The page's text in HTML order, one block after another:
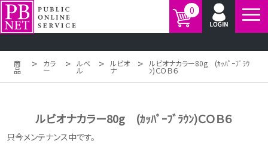
0
商
品 > カラ
ー > ルベ
ル > ルビオ
ナ > ルビオナカラー80g (ｶｯﾊﾟｰﾌﾞﾗｳ
ﾝ)ＣＯＢ６
ルビオナカラー80g (ｶｯﾊﾟｰﾌﾞﾗｳﾝ)ＣＯＢ６
只今メンテナンス中です。